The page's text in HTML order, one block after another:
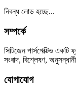
নিবন্ধ লোড হচ্ছে...
সম্পর্কে
সিটিজেন পার্সপেক্টিভ একটি
সংবাদ, বিশ্লেষণ,
যোগাযোগ